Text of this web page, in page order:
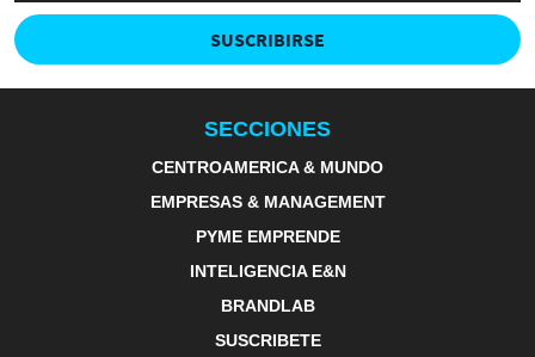
SUSCRIBIRSE
SECCIONES
CENTROAMERICA & MUNDO
EMPRESAS & MANAGEMENT
PYME EMPRENDE
INTELIGENCIA E&N
BRANDLAB
SUSCRIBETE